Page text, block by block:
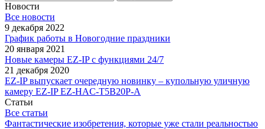
Новости
Все новости
9 декабря 2022
График работы в Новогодние праздники
20 января 2021
Новые камеры EZ-IP с функциями 24/7
21 декабря 2020
EZ-IP выпускает очередную новинку – купольную уличную
камеру EZ-IP EZ-HAC-T5B20P-A
Статьи
Все статьи
Фантастические изобретения, которые уже стали реальностью